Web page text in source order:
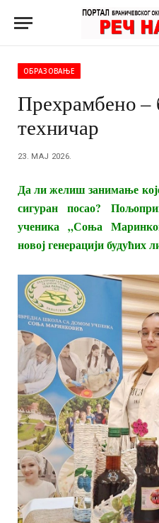
ОБРАЗОВАЊЕ
Прехрамбено –
техничар
23. МАЈ 2026.
Да ли желиш занимање
сигуран посао?
ученика „Соња
новој генерацији будућих